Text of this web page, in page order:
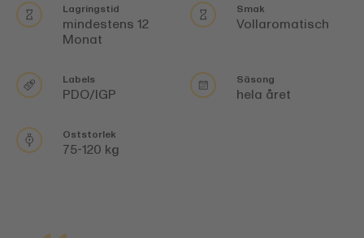
Lagringstid
mindestens 12
Monat
Smak
Vollaromatisch
Labels
PDO/IGP
Säsong
hela året
Oststorlek
75-120 kg